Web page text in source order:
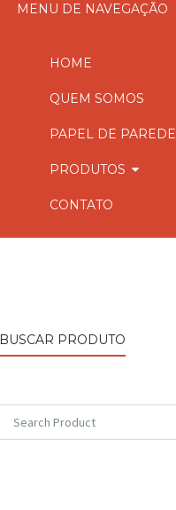
MENU DE NAVEGAÇÃO
HOME
QUEM SOMOS
PAPEL DE PAREDE
PRODUTOS
CONTATO
BUSCAR PRODUTO